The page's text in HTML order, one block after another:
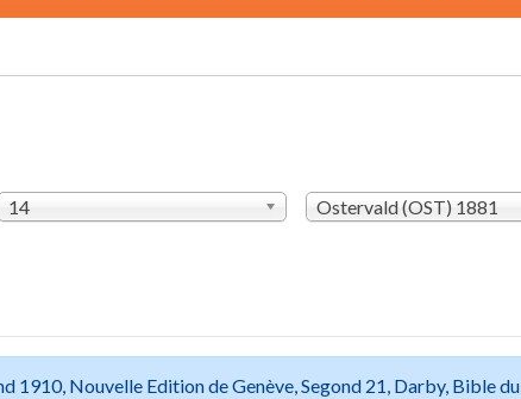
14 Ostervald (OST) 1881
1910, Nouvelle Edition de Genève, Segond 21, Darby, Bible du